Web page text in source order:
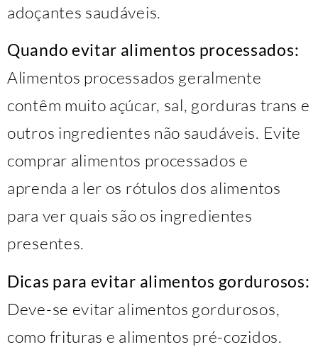
adoçantes saudáveis.
Quando evitar alimentos processados:
Alimentos processados ​​geralmente
contêm muito açúcar, sal, gorduras trans e
outros ingredientes não saudáveis. Evite
comprar alimentos processados ​​e
aprenda a ler os rótulos dos alimentos
para ver quais são os ingredientes
presentes.
Dicas para evitar alimentos gordurosos:
Deve-se evitar alimentos gordurosos,
como frituras e alimentos pré-cozidos.